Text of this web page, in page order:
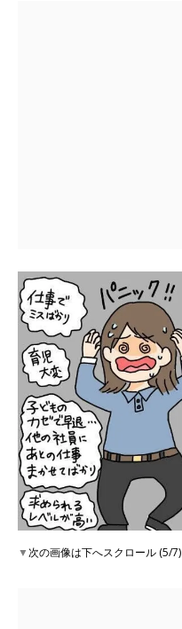
▼次の画像は下へスクロール (5/7)